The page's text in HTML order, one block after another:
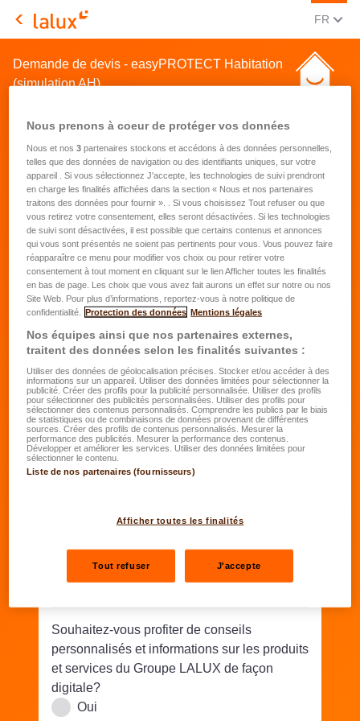
LALUX Assurances
FR
Demande de devis - easyPROTECT Habitation
(simulation AH)
Demande de devis pour une
assurance habitation
Prénom*
Nom*
Date de naissance*
JJ.MM.AAAA
Rue/N°*
Souhaitez-vous profiter de conseils
personnalisés et informations sur les produits
et services du Groupe LALUX de façon
digitale?
Oui
Nous prenons à coeur de protéger vos données
Nous et nos3 partenaires stockons et accédons à des données personnelles,
telles que des données de navigation ou des identifiants uniques, sur votre
appareil . Si vous sélectionnez J'accepte, les technologies de suivi prendront
en charge les finalités affichées dans la section « Nous et nos partenaires
traitons des données pour fournir ». . Si vous choisissez Tout refuser ou que
vous retirez votre consentement, elles seront désactivées. Si les technologies
de suivi sont désactivées, il est possible que certains contenus et annonces
qui vous sont présentés ne soient pas pertinents pour vous. Vous pouvez faire
réapparaître ce menu pour modifier vos choix ou pour retirer votre
consentement à tout moment en cliquant sur le lien Afficher toutes les finalités
en bas de page. Les choix que vous avez fait aurons un effet sur notre ou nos
Site Web. Pour plus d’informations, reportez-vous à notre politique de
confidentialité.
Protection des données Mentions légales
Nos équipes ainsi que nos partenaires externes,
traitent des données selon les finalités suivantes :
Utiliser des données de géolocalisation précises. Stocker et/ou accéder à des
informations sur un appareil. Utiliser des données limitées pour sélectionner la
publicité. Créer des profils pour la publicité personnalisée. Utiliser des profils
pour sélectionner des publicités personnalisées. Utiliser des profils pour
sélectionner des contenus personnalisés. Comprendre les publics par le biais
de statistiques ou de combinaisons de données provenant de différentes
sources. Créer des profils de contenus personnalisés. Mesurer la
performance des publicités. Mesurer la performance des contenus.
Développer et améliorer les services. Utiliser des données limitées pour
sélectionner le contenu.
Liste de nos partenaires (fournisseurs)
Afficher toutes les finalités
Tout refuser J'accepte